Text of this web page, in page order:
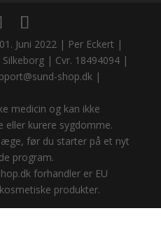
Juni 2022 | Per Eckert |
| Cvr. 18494094 |
shop.dk |
medicin og kan ikke
eller kurere sygdomme.
før du starter på et nyt
program.
forhandler er EU
produkter.